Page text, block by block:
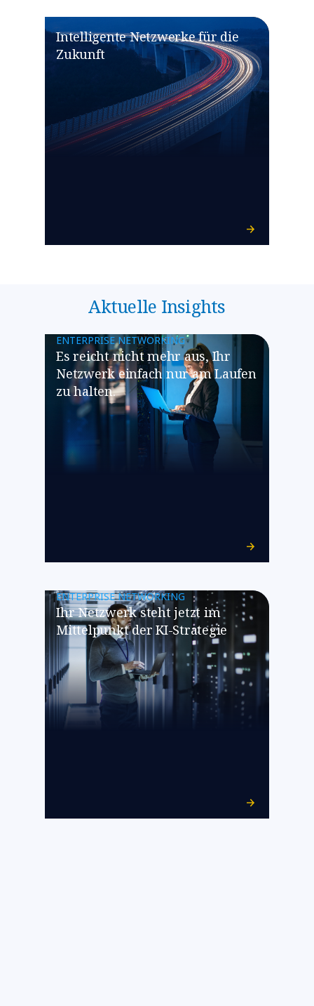
Intelligente Netzwerke für die
Zukunft
Aktuelle Insights
ENTERPRISE NETWORKING
​​Es reicht nicht mehr aus, Ihr
Netzwerk einfach nur am Laufen
zu halten.​
ENTERPRISE NETWORKING
​​Ihr Netzwerk steht jetzt im
Mittelpunkt der KI-Strategie​